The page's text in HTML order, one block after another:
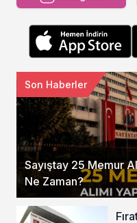
Sayıştay 25 Memur
Ne Zaman?
Son Haberler